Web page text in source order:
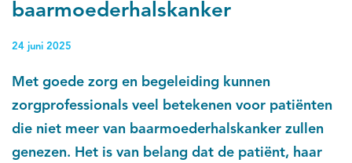
Kanker & leven
Palliatieve zorg
baarmoederhalskanker
24 juni 2025
Met goede zorg en begeleiding kunnen
zorgprofessionals veel betekenen voor patiënten
die niet meer van baarmoederhalskanker zullen
genezen. Het is van belang dat de patiënt, haar